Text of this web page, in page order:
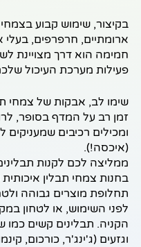
בקיצור, שימוש קבוע בצמחי
ארומתיים, חרפרפים, בעלי
חמימה הוא דרך מצויינת
פעילות מערכת העיכול
שימו לב, אבקות של צמחי
זמן רב על המדף בסופר,
ומכילים רכיבים שמעניקים
(איכסה!).
ממליצה לכם לקנות
בחנות צמחי תבלין
תחלופת מוצרים גבוהה
לפני השימוש, או לטחון
הקניה. תבלינים קשים כמו
וגזעים (ג'ינג'ר, כורכום,